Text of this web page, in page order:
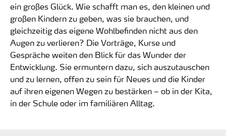
ein großes Glück. Wie schafft man es, den kleinen und
großen Kindern zu geben, was sie brauchen, und
gleichzeitig das eigene Wohlbefinden nicht aus den
Augen zu verlieren? Die Vorträge, Kurse und
Gespräche weiten den Blick für das Wunder der
Entwicklung. Sie ermuntern dazu, sich auszutauschen
und zu lernen, offen zu sein für Neues und die Kinder
auf ihren eigenen Wegen zu bestärken – ob in der Kita,
in der Schule oder im familiären Alltag.